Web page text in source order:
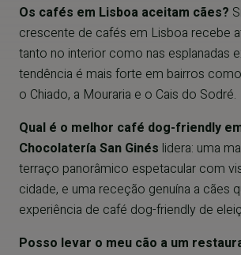
Os cafés em Lisboa aceitam cães?
crescente de cafés em Lisboa recebe
tanto no interior como nas esplanadas
tendência é mais forte em bairros
o Chiado, a Mouraria e o Cais do Sodré.
Qual é o melhor café dog-friendly
Chocolatería San Ginés lidera: uma
terraço panorâmico espetacular com
cidade, e uma receção genuína a cães
experiência de café dog-friendly de
Posso levar o meu cão a um